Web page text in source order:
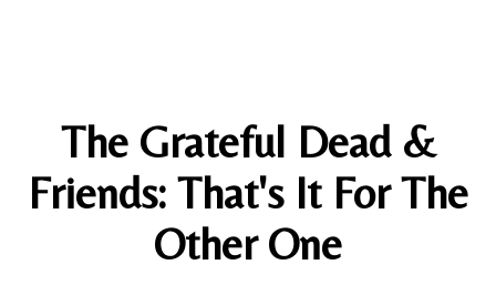
The Grateful Dead &
Friends: That's It For The
Other One